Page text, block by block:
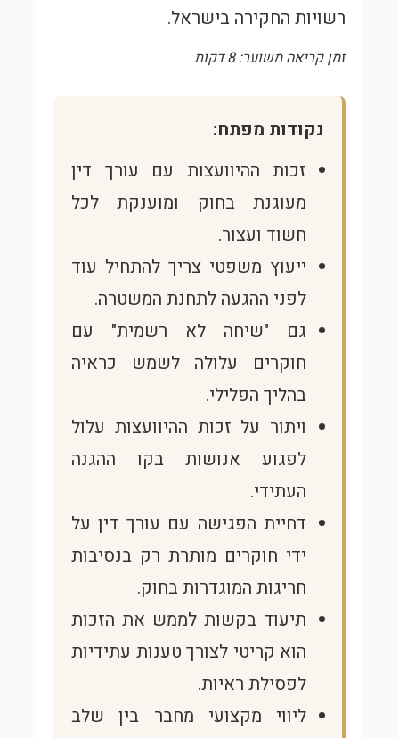
רשויות החקירה בישראל.
זמן קריאה משוער: 8 דקות
נקודות מפתח:
זכות ההיוועצות עם עורך דין
מעוגנת בחוק ומוענקת לכל
חשוד ועצור.
ייעוץ משפטי צריך להתחיל עוד
לפני ההגעה לתחנת המשטרה.
גם "שיחה לא רשמית" עם
חוקרים עלולה לשמש כראיה
בהליך הפלילי.
ויתור על זכות ההיוועצות עלול
לפגוע אנושות בקו ההגנה
העתידי.
דחיית הפגישה עם עורך דין על
ידי חוקרים מותרת רק בנסיבות
חריגות המוגדרות בחוק.
תיעוד בקשות לממש את הזכות
הוא קריטי לצורך טענות עתידיות
לפסילת ראיות.
ליווי מקצועי מחבר בין שלב